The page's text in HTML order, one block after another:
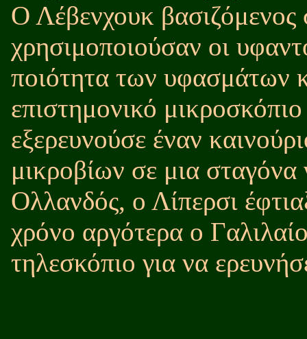
Ο Λέβενχουκ βασιζόμενος
χρησιμοποιούσαν οι
ποιότητα των υφασμάτων
επιστημονικό
εξερευνούσε έναν
μικροβίων σε μια
Ολλανδός, ο Λίπερσι
χρόνο αργότερα ο
τηλεσκόπιο για να